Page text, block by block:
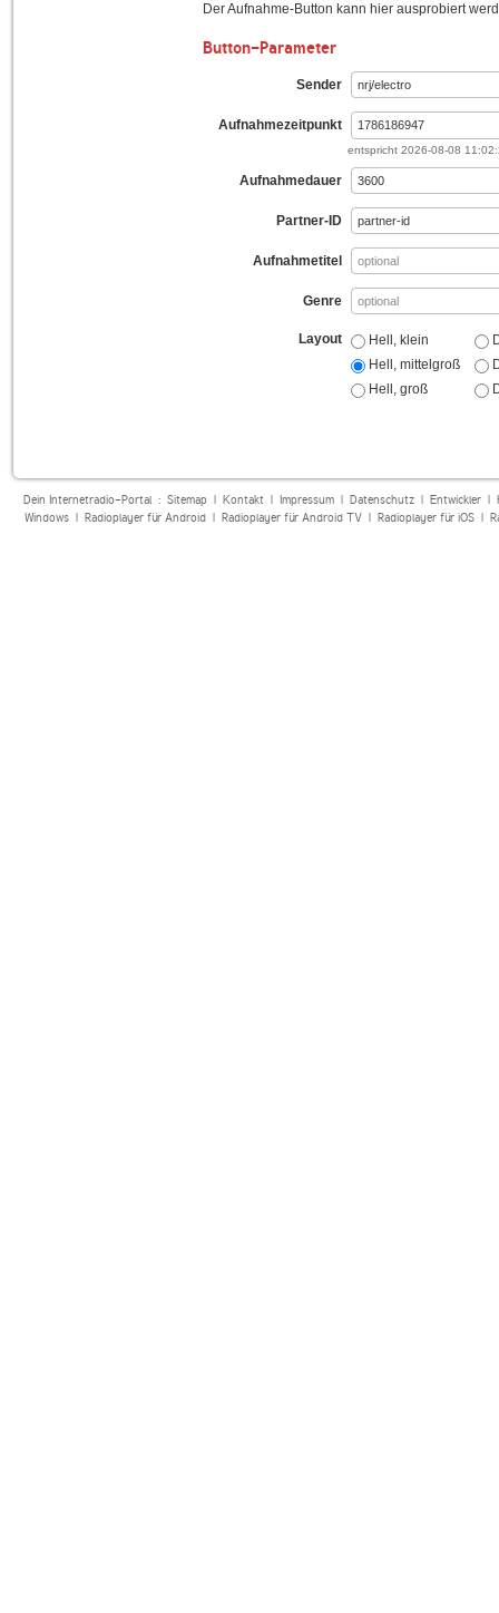
Der Aufnahme-Button kann hier ausprobiert
Button-Parameter
Sender
Aufnahmezeitpunkt
entspricht 2026-08-08
Aufnahmedauer
Partner-ID
Aufnahmetitel
Genre
Layout
Hell, klein
Hell, mittelgroß
Hell, groß
Dein Internetradio-Portal : Sitemap| Kontakt| Impressum| Datenschutz| Entwickler|
Windows| Radioplayer für Android| Radioplayer für Android TV| Radioplayer für iOS|